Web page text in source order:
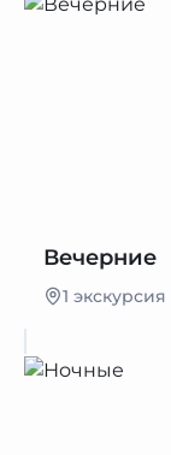
Вечерние
1 экскурсия